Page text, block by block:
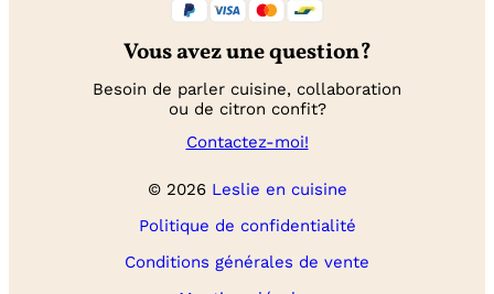
Vous avez une question?
Besoin de parler cuisine, collaboration
ou de citron confit?
Contactez-moi!
© 2026 Leslie en cuisine
Politique de confidentialité
Conditions générales de vente